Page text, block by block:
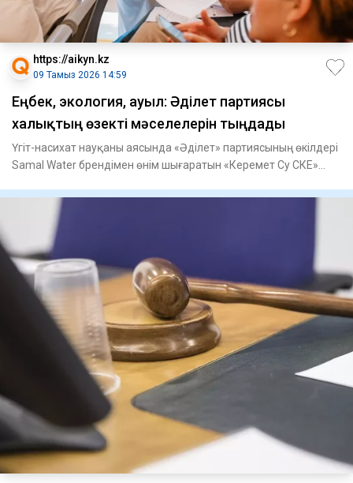
https://aikyn.kz
09 Тамыз 2026 14:59
Еңбек, экология, ауыл: Әділет партиясы
халықтың өзекті мәселелерін тыңдады
Үгіт-насихат науқаны аясында «Әділет» партиясының өкілдері
Samal Water брендімен өнім шығаратын «Керемет Су СКЕ»